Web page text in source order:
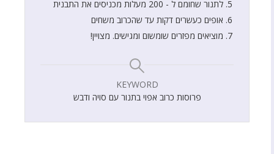
לתנור שחומם ל - 200 מעלות מכניסים את התבנית
אופים כעשרים דקות עד שהכרוב משחים
מוציאים מפזרים שומשום ומגישים. מצויין!
KEYWORD
פרוסות כרוב אפוי בתנור עם סויה ודבש